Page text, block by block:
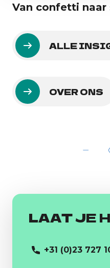
Van confetti naar
ALLE
OVER ONS
LAAT JE
+31 (0)23 727